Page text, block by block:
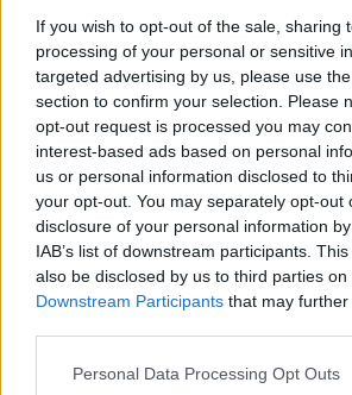
If you wish to opt-out of the sale, sharing
processing of your personal or sensitive
targeted advertising by us, please use
section to confirm your selection. Please
opt-out request is processed you may
interest-based ads based on personal
us or personal information disclosed to
your opt-out. You may separately opt-out
disclosure of your personal information
IAB’s list of downstream participants.
also be disclosed by us to third parties on
Downstream Participants that may
Please note that this website/app uses
Personal Data Processing Opt Outs
Hírlevél
Megismertem és elfogadom aGDPR-